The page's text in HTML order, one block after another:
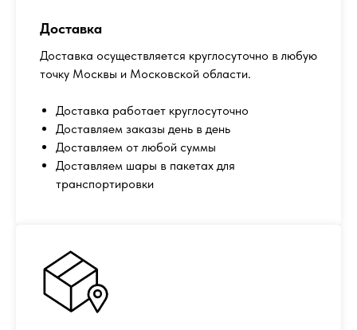
Доставка
Доставка осуществляется круглосуточно в любую
точку Москвы и Московской области.
Доставка работает круглосуточно
Доставляем заказы день в день
Доставляем от любой суммы
Доставляем шары в пакетах для
транспортировки